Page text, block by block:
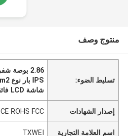
منتوج وصف
تسليط الضوء:
2.86 بوصة شفرة نوع TFT
IPS بار نوع TFT 350cd/m2
شاشة LCD فائقة الجودة 350cd/m2
إصدار الشهادات CE ROHS FCC
اسم العلامة التجارية TXWEI